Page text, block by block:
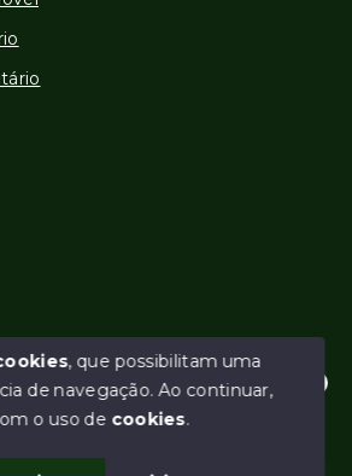
disponíveis para te ajudar.
Imobiliária REALL - Todos os
, que possibilitam uma
de navegação.Ao continuar,
o uso de cookies.